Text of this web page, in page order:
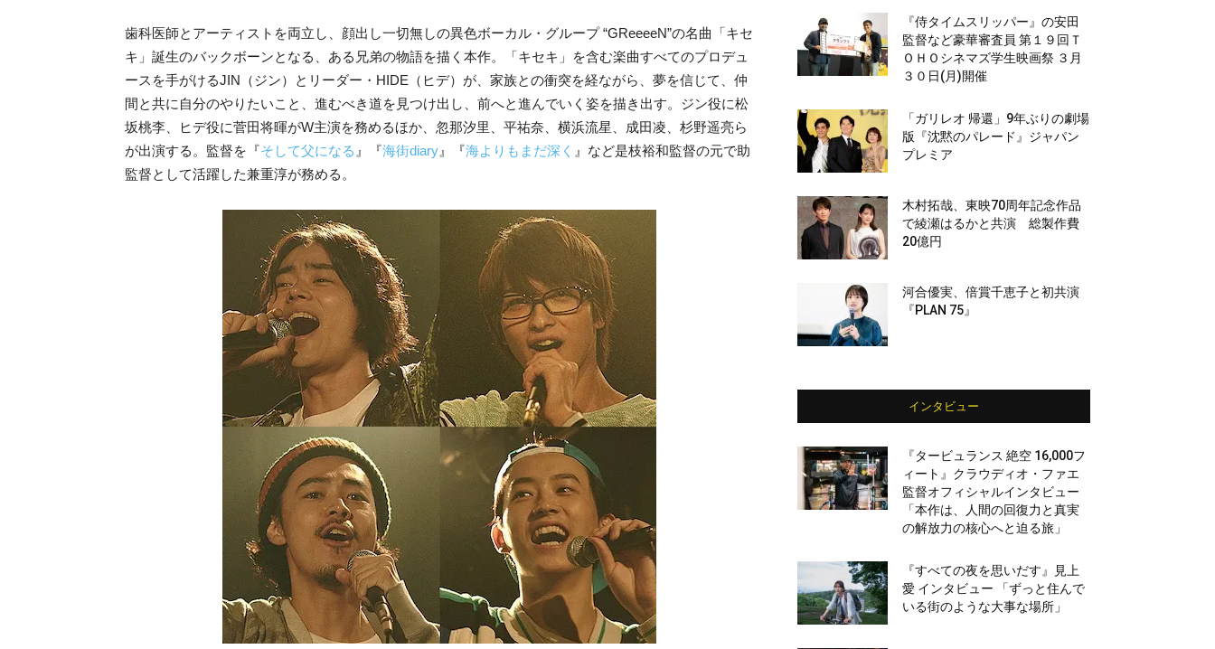
歯科医師とアーティストを両立し、顔出し一切無しの異色ボーカル・グループ “GReeeeN”の名曲「キセ
キ」誕生のバックボーンとなる、ある兄弟の物語を描く本作。「キセキ」を含む楽曲すべてのプロデュ
ースを手がけるJIN（ジン）とリーダー・HIDE（ヒデ）が、家族との衝突を経ながら、夢を信じて、仲
間と共に自分のやりたいこと、進むべき道を見つけ出し、前へと進んでいく姿を描き出す。ジン役に松
坂桃李、ヒデ役に菅田将暉がW主演を務めるほか、忽那汐里、平祐奈、横浜流星、成田凌、杉野遥亮ら
が出演する。監督を『そして父になる 』『海街diary 』『海よりもまだ深く 』など是枝裕和監督の元で助
監督として活躍した兼重淳が務める。
『侍タイムスリッパー』の安田
監督など豪華審査員 第１９回Ｔ
ＯＨＯシネマズ学生映画祭 ３月
３０日(月)開催
「ガリレオ 帰還」9年ぶりの劇場
版『沈黙のパレード』ジャパン
プレミア
木村拓哉、東映70周年記念作品
で綾瀬はるかと共演 総製作費
20億円
河合優実、倍賞千恵子と初共演
『PLAN 75』
インタビュー
『タービュランス 絶空 16,000フ
ィート』クラウディオ・ファエ
監督オフィシャルインタビュー
「本作は、人間の回復力と真実
の解放力の核心へと迫る旅」
『すべての夜を思いだす』見上
愛 インタビュー 「ずっと住んで
いる街のような大事な場所」